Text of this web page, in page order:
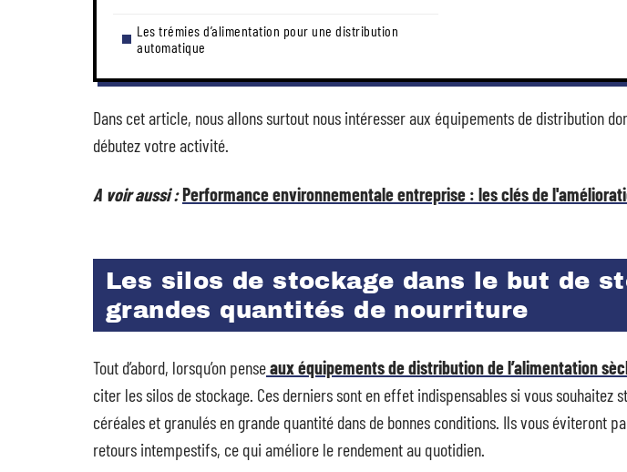
Les trémies d’alimentation pour une distribution
automatique
Dans cet article, nous allons surtout nous intéresser aux équipements de distribution
débutez votre activité.
A voir aussi :Performance environnementale entreprise : les clés de
Les silos de stockage dans le but de
grandes quantités de nourriture
Tout d’abord, lorsqu’on penseaux équipements de distribution de l’alimentation
citer les silos de stockage. Ces derniers sont en effet indispensables si vous souhaitez
céréales et granulés en grande quantité dans de bonnes conditions. Ils vous éviteront
retours intempestifs, ce qui améliore le rendement au quotidien.